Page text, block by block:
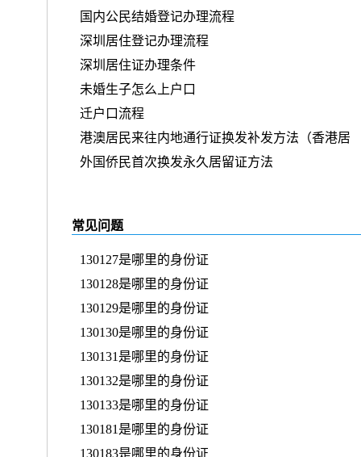
国内公民结婚登记办理流程
深圳居住登记办理流程
深圳居住证办理条件
未婚生子怎么上户口
迁户口流程
港澳居民来往内地通行证换发补发方法（香港居
外国侨民首次换发永久居留证方法
常见问题
130127是哪里的身份证
130128是哪里的身份证
130129是哪里的身份证
130130是哪里的身份证
130131是哪里的身份证
130132是哪里的身份证
130133是哪里的身份证
130181是哪里的身份证
130183是哪里的身份证